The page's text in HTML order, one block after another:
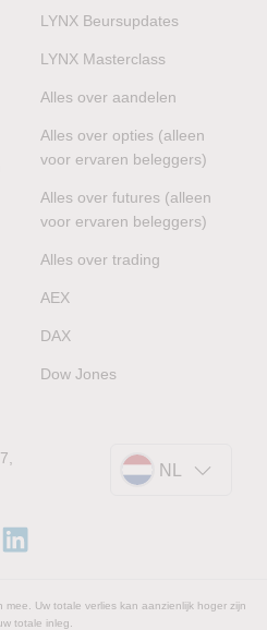
LYNX Beursupdates
LYNX Masterclass
Alles over aandelen
Alles over opties (alleen
voor ervaren beleggers)
Alles over futures (alleen
voor ervaren beleggers)
Alles over trading
AEX
DAX
Dow Jones
NL
Uw totale verlies kan aanzienlijk hoger zijn
totale inleg.